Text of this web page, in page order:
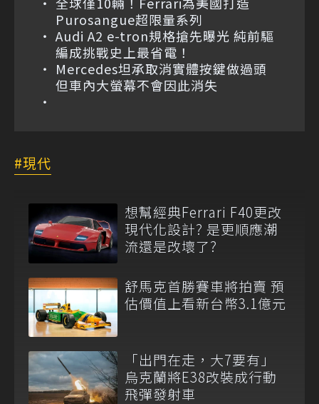
Purosangue超限量系列
Audi A2 e-tron規格搶先曝光 純前驅
編成挑戰史上最省電！
Mercedes坦承取消實體按鍵做過頭
但車內大螢幕不會因此消失
現代
想幫經典Ferrari F40更改
現代化設計? 是更順應潮
流還是改壞了?
舒馬克首勝賽車將拍賣 預
估價值上看新台幣3.1億元
「出門在走，大7要有」
烏克蘭將E38改裝成行動
飛彈發射車